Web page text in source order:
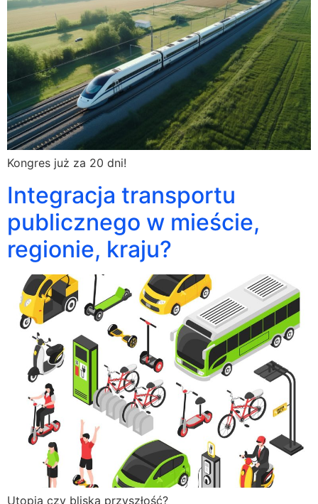
Kongres już za 20 dni!
Integracja transportu
publicznego w mieście,
regionie, kraju?
Utopia czy bliska przyszłość?